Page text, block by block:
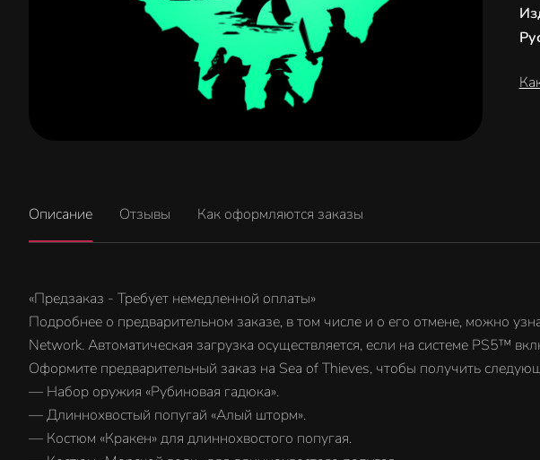
Описание Отзывы Как оформляются заказы
«Предзаказ - Требует немедленной оплаты»
Подробнее о предварительном заказе, в том числе и о его отмене, можно
Network. Автоматическая загрузка осуществляется, если на системе PS5™
Оформите предварительный заказ на Sea of Thieves, чтобы получить
— Набор оружия «Рубиновая гадюка».
— Длиннохвостый попугай «Алый шторм».
— Костюм «Кракен» для длиннохвостого попугая.